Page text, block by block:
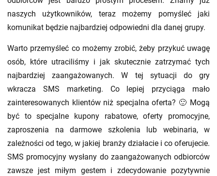
naszych użytkowników, teraz możemy pomyśleć jaki
komunikat będzie najbardziej odpowiedni dla danej grupy.
Warto przemyśleć co możemy zrobić, żeby przykuć uwagę
osób, które utraciliśmy i jak skutecznie zatrzymać tych
najbardziej zaangażowanych. W tej sytuacji do gry
wkracza SMS marketing. Co lepiej przyciąga mało
zainteresowanych klientów niż specjalna oferta? 🙂 Mogą
być to specjalne kupony rabatowe, oferty promocyjne,
zaproszenia na darmowe szkolenia lub webinaria, w
zależności od tego, w jakiej branży działacie i co oferujecie.
SMS promocyjny wysłany do zaangażowanych odbiorców
zawsze jest miłym gestem i zdecydowanie pozytywnie